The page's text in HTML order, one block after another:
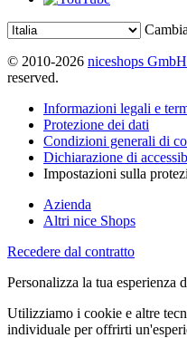
© 2010-2026 niceshops GmbH
reserved.
Informazioni legali e
Protezione dei dati
Condizioni generali di
Dichiarazione di
Impostazioni sulla
Azienda
Altri nice Shops
Recedere dal contratto
Personalizza la tua esperienza
Utilizziamo i cookie e altre
individuale per offrirti